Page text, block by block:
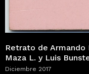
Retrato de
Maza L. y Luis
Diciembre 2017